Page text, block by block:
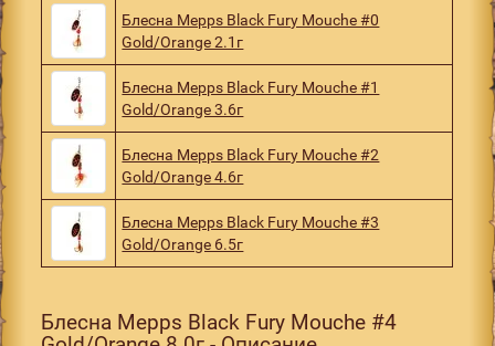
Блесна Mepps Black Fury Mouche #0
Gold/Orange 2.1г
Блесна Mepps Black Fury Mouche #1
Gold/Orange 3.6г
Блесна Mepps Black Fury Mouche #2
Gold/Orange 4.6г
Блесна Mepps Black Fury Mouche #3
Gold/Orange 6.5г
Блесна Mepps Black Fury Mouche #4